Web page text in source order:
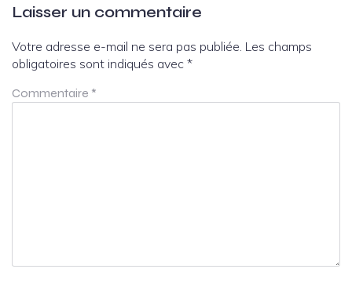
Laisser un commentaire
Votre adresse e-mail ne sera pas publiée. Les champs
obligatoires sont indiqués avec *
Commentaire *